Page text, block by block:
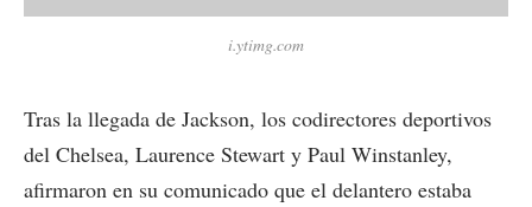
i.ytimg.com
Tras la llegada de Jackson, los codirectores deportivos
del Chelsea, Laurence Stewart y Paul Winstanley,
afirmaron en su comunicado que el delantero estaba